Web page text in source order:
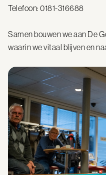
Telefoon: 0181-316688
Samen bouwen we aan De
waarin we vitaal blijven en